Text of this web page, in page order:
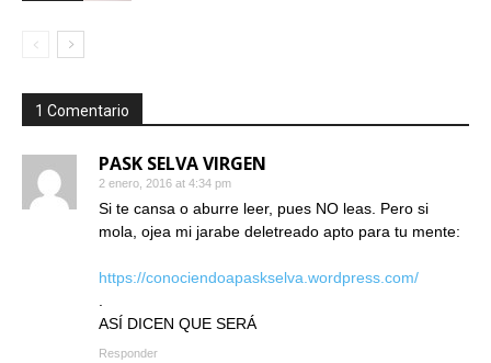
1 Comentario
PASK SELVA VIRGEN
2 enero, 2016 at 4:34 pm
Si te cansa o aburre leer, pues NO leas. Pero si
mola, ojea mi jarabe deletreado apto para tu mente:
https://conociendoapaskselva.wordpress.com/
ASÍ DICEN QUE SERÁ
Responder